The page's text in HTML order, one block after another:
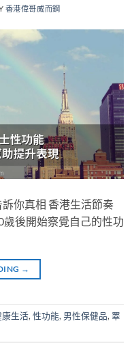
香港偉哥威而鋼
你真相 香港生活節奏
後開始察覺自己的性功
→
康生活,性功能, 男性保健品,睪